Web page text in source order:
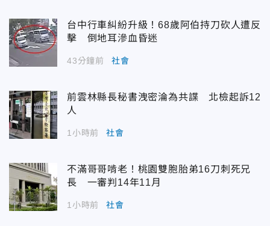
台中行車糾紛升級！68歲阿伯持刀砍人遭反
擊 倒地耳滲血昏迷
43分鐘前 社會
前雲林縣長秘書洩密淪為共諜 北檢起訴12
人
1小時前 社會
不滿哥哥啃老！桃園雙胞胎弟16刀刺死兄
長 一審判14年11月
1小時前 社會